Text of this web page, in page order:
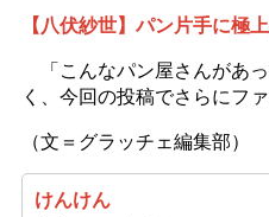
【八伏紗世】パン片手に極
「こんなパン屋さんがあ
く、今回の投稿でさらにフ
（文＝グラッチェ編集部）
けんけん